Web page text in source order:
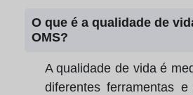
O que é a qualidade de
OMS?
A qualidade de vida é
diferentes ferramentas e